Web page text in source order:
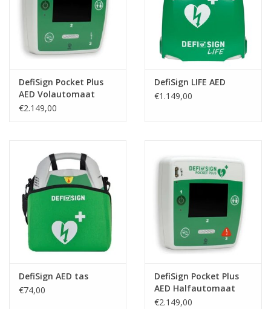
DefiSign Pocket Plus
AED Volautomaat
€2.149,00
DefiSign LIFE AED
€1.149,00
DefiSign AED tas
€74,00
DefiSign Pocket Plus
AED Halfautomaat
€2.149,00